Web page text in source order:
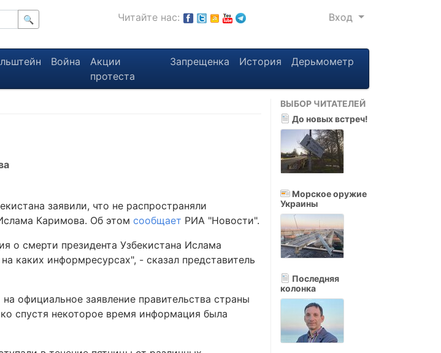
🔍 Читайте нас: Вход
Война
Акции
протеста
Запрещенка История Дерьмометр
заявили, что не распространяли
Каримова. Об этом сообщает РИА "Новости".
о смерти президента Узбекистана Ислама
каких информресурсах", - сказал представитель
официальное заявление правительства страны
спустя некоторое время информация была
ВЫБОР ЧИТАТЕЛЕЙ
До новых встреч!
Морское оружие
Украины
Последняя
колонка